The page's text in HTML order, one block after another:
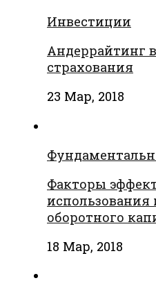
Инвестиции
Андеррайтинг
страхования
23 Мар, 2018
Факторы
использования
оборотного
18 Мар, 2018